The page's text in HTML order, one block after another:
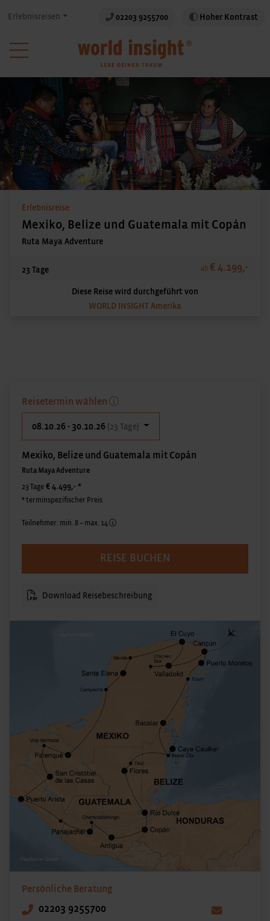
Erlebnisreisen 02203 9255700 Hoher Kontrast
Erlebnisreise
Mexiko, Belize und Guatemala mit Copán
Ruta Maya Adventure
23 Tage ab € 4.199,-
Diese Reise wird durchgeführt von
WORLD INSIGHT Amerika
Reisetermin wählen
08.10.26 - 30.10.26 (23 Tage)
Mexiko, Belize und Guatemala mit Copán
Ruta Maya Adventure
23 Tage € 4.499,- *
* terminspezifischer Preis
Teilnehmer: min. 8 – max. 14
REISE BUCHEN
Download Reisebeschreibung
Persönliche Beratung
02203 9255700